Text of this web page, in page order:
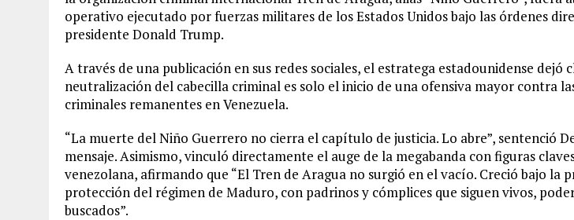
operativo ejecutado por fuerzas militares de los Estados Unidos bajo las órdenes
presidente Donald Trump.
A través de una publicación en sus redes sociales, el estratega estadounidense dejó
neutralización del cabecilla criminal es solo el inicio de una ofensiva mayor contra
criminales remanentes en Venezuela.
“La muerte del Niño Guerrero no cierra el capítulo de justicia. Lo abre”, sentenció
mensaje. Asimismo, vinculó directamente el auge de la megabanda con figuras
venezolana, afirmando que “El Tren de Aragua no surgió en el vacío. Creció bajo la
protección del régimen de Maduro, con padrinos y cómplices que siguen vivos,
buscados”.